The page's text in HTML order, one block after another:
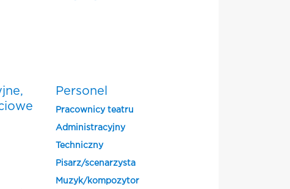
Personel
Pracownicy teatru
Administracyjny
Techniczny
Pisarz/scenarzysta
Muzyk/kompozytor